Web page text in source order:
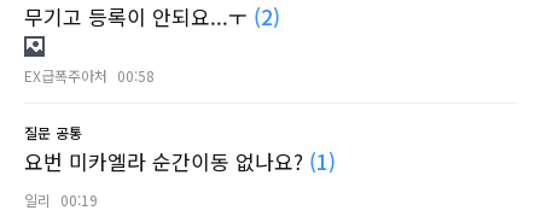
무기고 등록이 안되요...ㅜ (2)
EX급폭주아처 00:58
질문 공통
요번 미카엘라 순간이동 없나요? (1)
일리 00:19